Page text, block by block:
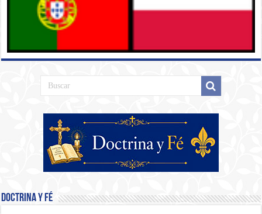
Doctrina y Fé